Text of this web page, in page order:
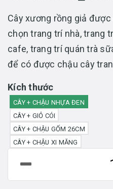
Cây xương rồng giả
chọn trang trí nhà, trang
cafe, trang trí quán trà
để có được chậu cây
Kích thước
CÂY + CHẬU NHỰA ĐEN
CÂY + GIỎ CÓI
CÂY + CHẬU GỐM 26CM
CÂY + CHẬU XI MĂNG